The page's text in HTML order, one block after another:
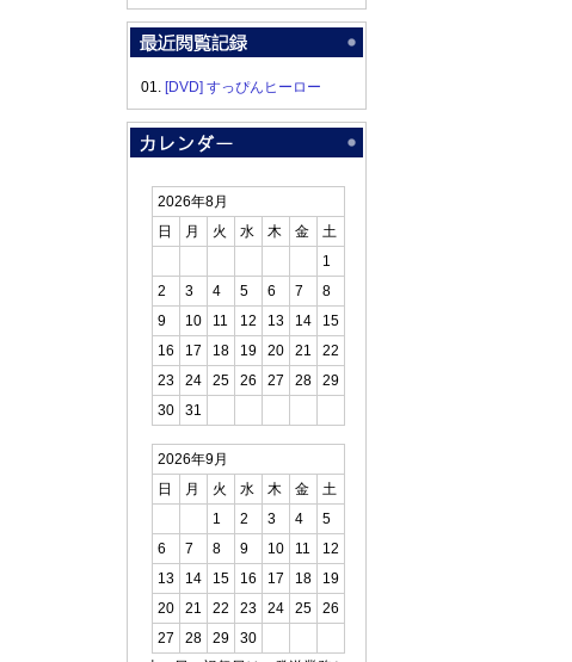
01. [DVD] すっぴんヒーロー
2026年8月
日
月 火 水 木 金
土
1
2
3 4 5 6 7
8
9
10 11 12 13 14
15
16
17 18 19 20 21
22
23
24 25 26 27 28
29
30
31
2026年9月
日
月 火 水 木 金
土
1
2 3 4
5
6
7 8 9 10 11
12
13
14 15 16 17 18
19
20
21 22 23 24 25
26
27
28 29
30